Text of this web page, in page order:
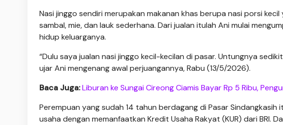
Nasi jinggo sendiri merupakan makanan khas berupa nasi porsi
sambal, mie, dan lauk sederhana. Dari jualan itulah Ani mulai
hidup keluarganya.
“Dulu saya jualan nasi jinggo kecil-kecilan di pasar. Untungnya
ujar Ani mengenang awal perjuangannya, Rabu (13/5/2026).
Baca Juga:Liburan ke Sungai Cireong Ciamis Bayar Rp 5 Ribu,
Perempuan yang sudah 14 tahun berdagang di Pasar
usaha dengan memanfaatkan Kredit Usaha Rakyat (KUR) dari BRI.